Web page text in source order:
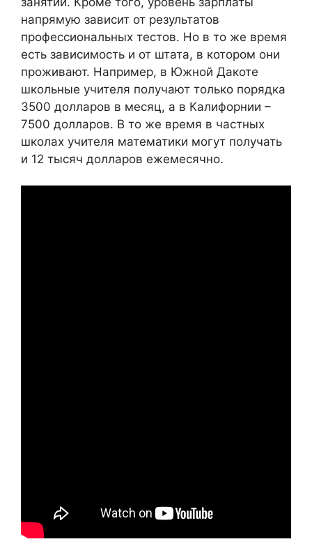
напрямую зависит от результатов
профессиональных тестов. Но в то же время
есть зависимость и от штата, в котором они
проживают. Например, в Южной Дакоте
школьные учителя получают только порядка
3500 долларов в месяц, а в Калифорнии –
7500 долларов. В то же время в частных
школах учителя математики могут получать
и 12 тысяч долларов ежемесячно.